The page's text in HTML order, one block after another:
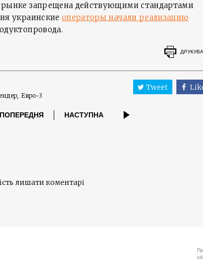
запрещена действующими стандартами
украинские операторы начали реализацию
Евро-3
Tweet
ПОПЕРЕДНЯ НАСТУПНА
лишати коментарі